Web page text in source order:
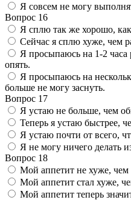
Я совсем не могу
Вопрос 16
Я сплю так же хорошо,
Сейчас я сплю хуже, чем
Я просыпаюсь на 1-2 часа
опять.
Я просыпаюсь на
больше не могу заснуть.
Вопрос 17
Я устаю не больше, чем
Теперь я устаю быстрее,
Я устаю почти от всего,
Я не могу ничего делать
Вопрос 18
Мой аппетит не хуже,
Мой аппетит стал хуже,
Мой аппетит теперь